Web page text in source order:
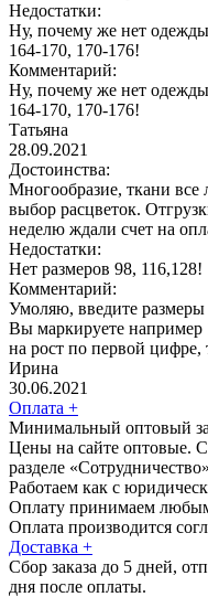
Недостатки:
Ну, почему же нет
164-170, 170-176!
Комментарий:
Ну, почему же нет
164-170, 170-176!
Татьяна
28.09.2021
Достоинства:
Многообразие, ткани
выбор расцветок.
неделю ждали счет на
Недостатки:
Нет размеров 98, 116,128!
Комментарий:
Умоляю, введите
Вы маркируете например
на рост по первой цифре,
Ирина
30.06.2021
Оплата +
Минимальный оптовый
Цены на сайте оптовые.
разделе
Работаем как с
Оплату принимаем
Оплата производится
Доставка +
Сбор заказа до 5 дней,
дня после оплаты.